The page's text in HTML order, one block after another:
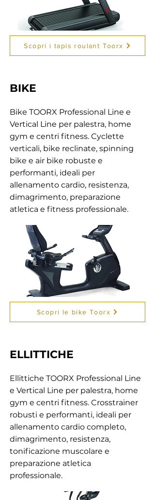
Scopri i tapis roulant Toorx
BIKE
Bike TOORX Professional Line e
Vertical Line per palestra, home
gym e centri fitness. Cyclette
verticali, bike reclinate, spinning
bike e air bike robuste e
performanti, ideali per
allenamento cardio, resistenza,
dimagrimento, preparazione
atletica e fitness professionale.
Scopri le bike Toorx
ELLITTICHE
Ellittiche TOORX Professional Line
e Vertical Line per palestra, home
gym e centri fitness. Crosstrainer
robusti e performanti, ideali per
allenamento cardio completo,
dimagrimento, resistenza,
tonificazione muscolare e
preparazione atletica
professionale.